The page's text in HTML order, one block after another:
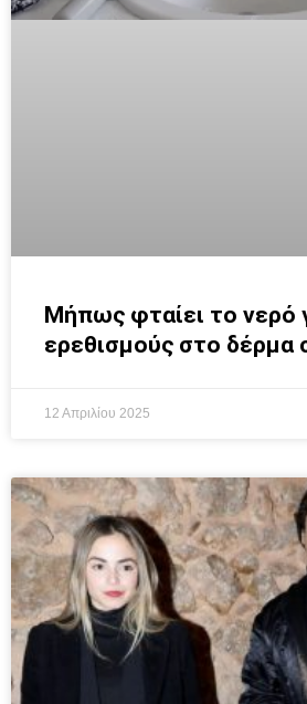
Μήπως φταίει το νερό
ερεθισμούς στο δέρμα
12 Απριλίου 2025